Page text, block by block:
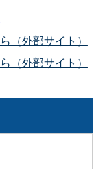
（外部サイト）
（外部サイト）